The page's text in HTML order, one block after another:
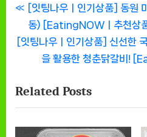
글
탐
P
r
e
o
u
s
[잇팅나우ㅣ인기상품] 동원
동) [EatingNOWㅣ추천상
N
t
P
o
[잇팅나우ㅣ인기상품] 신선한
을 활용한 청춘닭갈비!
Related Posts